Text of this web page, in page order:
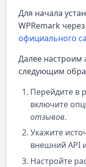
Для начала
WPRemark
официального
Далее настроим
следующим
Перейдите в
включите
отзывов.
Укажите
внешний API
Настройте